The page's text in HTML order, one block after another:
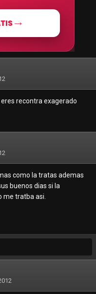
recontra exagerado
como la tratas ademas
buenos dias si la
me tratba asi.